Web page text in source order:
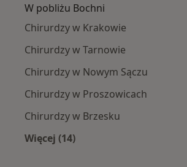
W pobliżu Bochni
Chirurdzy w Krakowie
Chirurdzy w Tarnowie
Chirurdzy w Nowym Sączu
Chirurdzy w Proszowicach
Chirurdzy w Brzesku
Więcej (14)